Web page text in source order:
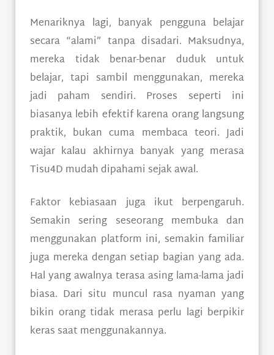
Menariknya lagi, banyak pengguna belajar
secara “alami” tanpa disadari. Maksudnya,
mereka tidak benar-benar duduk untuk
belajar, tapi sambil menggunakan, mereka
jadi paham sendiri. Proses seperti ini
biasanya lebih efektif karena orang langsung
praktik, bukan cuma membaca teori. Jadi
wajar kalau akhirnya banyak yang merasa
Tisu4D mudah dipahami sejak awal.
Faktor kebiasaan juga ikut berpengaruh.
Semakin sering seseorang membuka dan
menggunakan platform ini, semakin familiar
juga mereka dengan setiap bagian yang ada.
Hal yang awalnya terasa asing lama-lama jadi
biasa. Dari situ muncul rasa nyaman yang
bikin orang tidak merasa perlu lagi berpikir
keras saat menggunakannya.